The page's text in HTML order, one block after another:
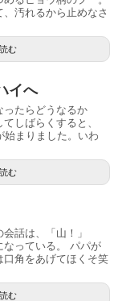
汚れるから止めなさ
む
イへ
ったらどうなるか
しばらくすると、
始まりました。いわ
む
話は、「山！」
なっている。 パパが
口角をあげてほくそ笑
む